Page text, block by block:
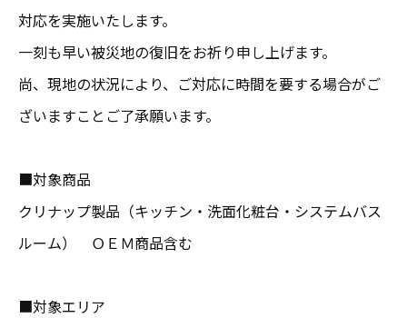
対応を実施いたします。
一刻も早い被災地の復旧をお祈り申し上げます。
尚、現地の状況により、ご対応に時間を要する場合がご
ざいますことご了承願います。
■対象商品
クリナップ製品（キッチン・洗面化粧台・システムバス
ルーム） ＯＥＭ商品含む
■対象エリア